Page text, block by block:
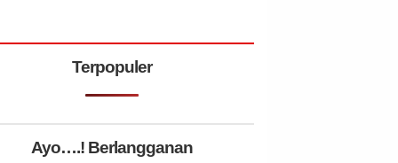
Terpopuler
Ayo….! Berlangganan